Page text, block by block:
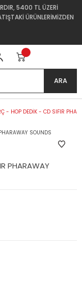
5400 TL ÜZERİ
ÜRÜNLERİMİZDEN
ARA
- HOP DEDİK - CD SIFIR
PHARAWAY